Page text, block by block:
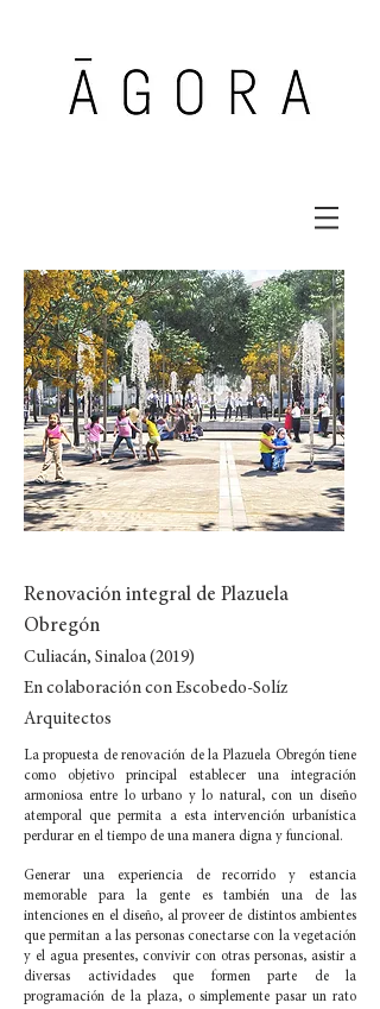
Renovación integral de Plazuela
Obregón
Culiacán, Sinaloa (2019)
En colaboración con Escobedo-Solíz
Arquitectos
La propuesta de renovación de la Plazuela Obregón tiene
como objetivo principal establecer una integración
armoniosa entre lo urbano y lo natural, con un diseño
atemporal que permita a esta intervención urbanística
perdurar en el tiempo de una manera digna y funcional.
Generar una experiencia de recorrido y estancia
memorable para la gente es también una de las
intenciones en el diseño, al proveer de distintos ambientes
que permitan a las personas conectarse con la vegetación
y el agua presentes, convivir con otras personas, asistir a
diversas actividades que formen parte de la
programación de la plaza, o simplemente pasar un rato